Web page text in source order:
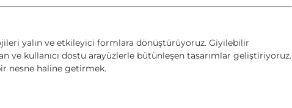
yalın ve etkileyici formlara dönüştürüyoruz. Giyilebilir
ve kullanıcı dostu arayüzlerle bütünleşen tasarımlar geliştiriyoruz.
nesne haline getirmek.